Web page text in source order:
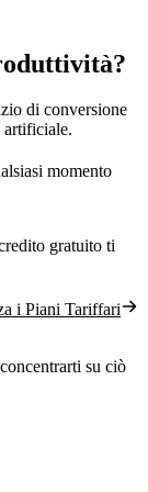
di conversione
artificiale.
momento
gratuito ti
i Piani Tariffari
su ciò